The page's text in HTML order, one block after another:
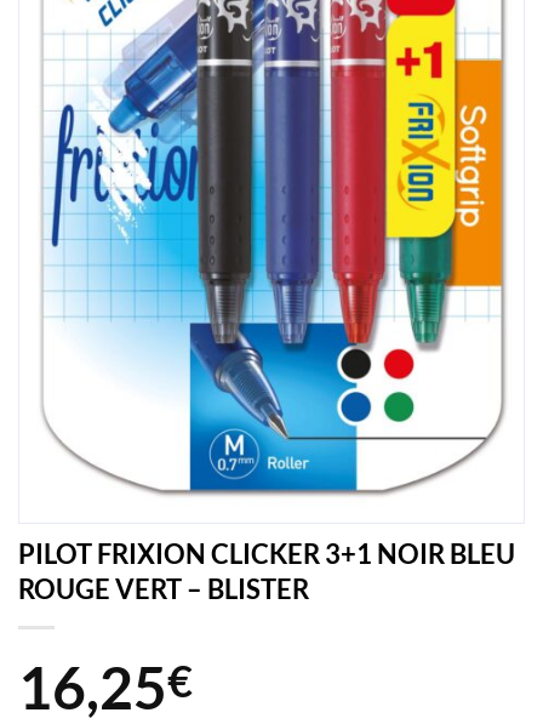
PILOT FRIXION CLICKER 3+1 NOIR BLEU
ROUGE VERT – BLISTER
16,25€